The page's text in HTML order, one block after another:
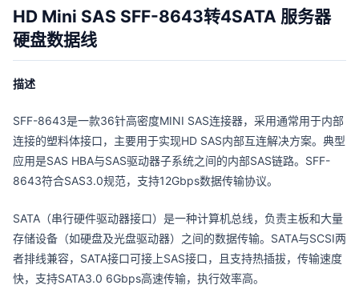
HD Mini SAS SFF-8643转4SATA 服务器
硬盘数据线
描述
SFF-8643是一款36针高密度MINI SAS连接器，采用通常用于内部
连接的塑料体接口，主要用于实现HD SAS内部互连解决方案。典型
应用是SAS HBA与SAS驱动器子系统之间的内部SAS链路。SFF-
8643符合SAS3.0规范，支持12Gbps数据传输协议。
SATA（串行硬件驱动器接口）是一种计算机总线，负责主板和大量
存储设备（如硬盘及光盘驱动器）之间的数据传输。SATA与SCSI两
者排线兼容，SATA接口可接上SAS接口，且支持热插拔，传输速度
快，支持SATA3.0 6Gbps高速传输，执行效率高。